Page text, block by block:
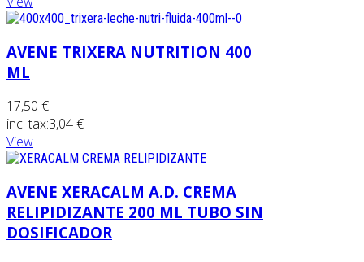
AVENE TRIXERA NUTRITION 400
ML
17,50 €
inc. tax:3,04 €
View
AVENE XERACALM A.D. CREMA
RELIPIDIZANTE 200 ML TUBO SIN
DOSIFICADOR